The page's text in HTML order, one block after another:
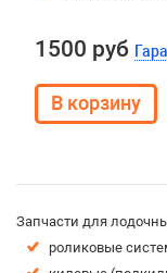
1500 руб
Запчасти для
роликовые